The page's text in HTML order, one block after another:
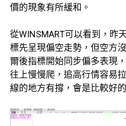
價的現象有所緩和。
從WINSMART可以看到，昨
標先呈現偏空走勢，但空方
爾後指標開始同步偏多表現
往上慢慢爬，追高行情容易
線的地方有撐，會是比較好